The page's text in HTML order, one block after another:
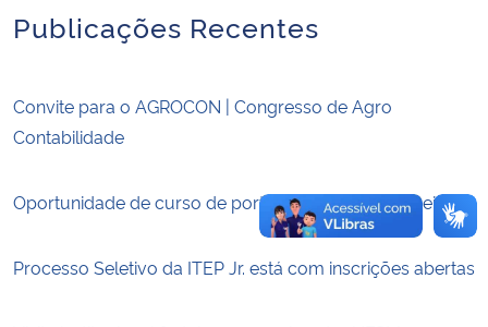
Publicações Recentes
Convite para o AGROCON | Congresso de Agro
Contabilidade
Oportunidade de curso de português para estrangeiros
Processo Seletivo da ITEP Jr. está com inscrições abertas